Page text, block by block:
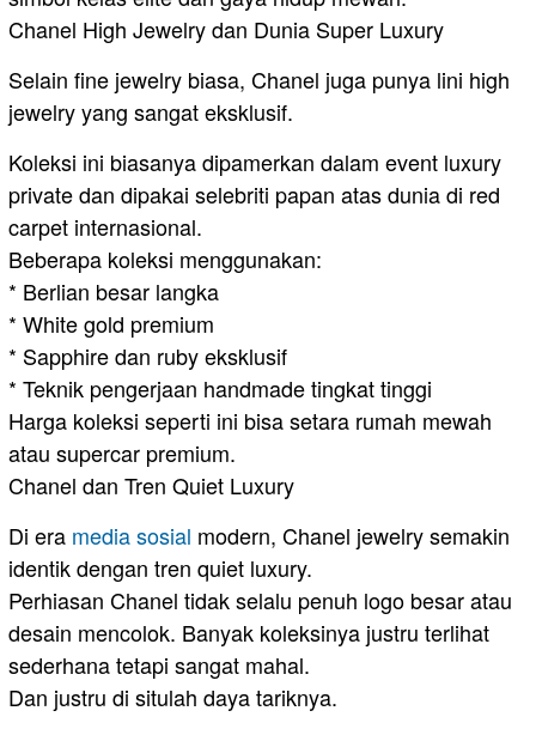
Chanel High Jewelry dan Dunia Super Luxury
Selain fine jewelry biasa, Chanel juga punya lini high
jewelry yang sangat eksklusif.
Koleksi ini biasanya dipamerkan dalam event luxury
private dan dipakai selebriti papan atas dunia di red
carpet internasional.
Beberapa koleksi menggunakan:
* Berlian besar langka
* White gold premium
* Sapphire dan ruby eksklusif
* Teknik pengerjaan handmade tingkat tinggi
Harga koleksi seperti ini bisa setara rumah mewah
atau supercar premium.
Chanel dan Tren Quiet Luxury
Di era media sosial modern, Chanel jewelry semakin
identik dengan tren quiet luxury.
Perhiasan Chanel tidak selalu penuh logo besar atau
desain mencolok. Banyak koleksinya justru terlihat
sederhana tetapi sangat mahal.
Dan justru di situlah daya tariknya.